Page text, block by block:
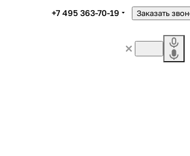
+7 495 363-70-19 Заказать